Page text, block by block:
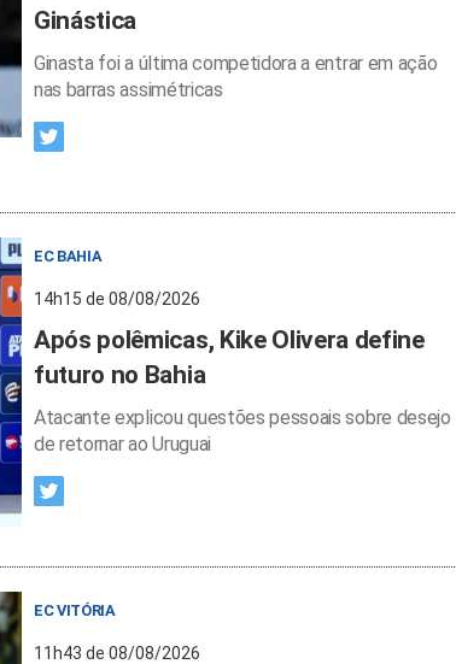
Ginástica
Ginasta foi a última competidora a entrar em ação
nas barras assimétricas
EC BAHIA
14h15 de 08/08/2026
Após polêmicas, Kike Olivera define
futuro no Bahia
Atacante explicou questões pessoais sobre desejo
de retornar ao Uruguai
EC VITÓRIA
11h43 de 08/08/2026